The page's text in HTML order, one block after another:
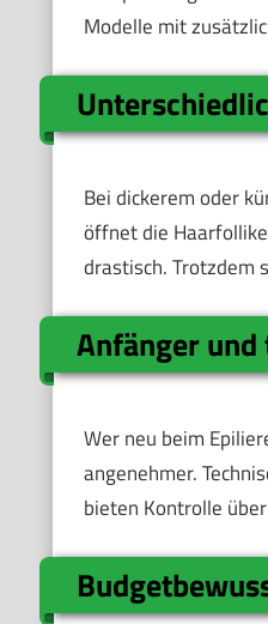
Modelle mit
Bei dickerem oder
öffnet die
drastisch. Trotzdem
Anfänger
Wer neu beim
angenehmer.
bieten Kontrolle